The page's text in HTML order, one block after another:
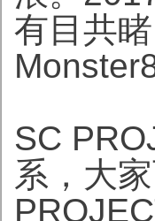
有目共
SC
系，大